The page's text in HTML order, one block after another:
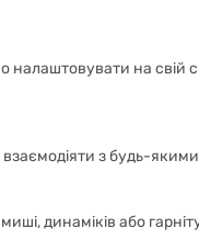
налаштовувати на свій
з будь-
динаміків або